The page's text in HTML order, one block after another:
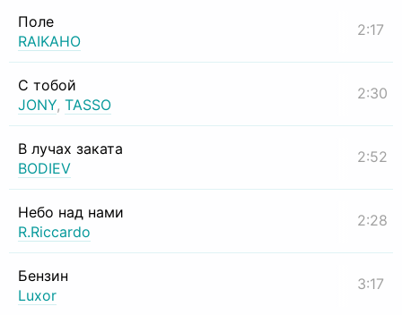
Поле
RAIKAHO
2:17
С тобой
JONY, TASSO
2:30
В лучах заката
BODIEV
2:52
Небо над нами
R.Riccardo
2:28
Бензин
Luxor
3:17